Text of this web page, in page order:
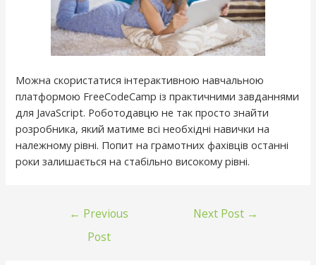
Можна скористатися інтерактивною навчальною
платформою FreeCodeCamp із практичними завданнями
для JavaScript. Роботодавцю не так просто знайти
розробника, який матиме всі необхідні навички на
належному рівні. Попит на грамотних фахівців останні
роки залишається на стабільно високому рівні.
← Previous
Post
Next Post →